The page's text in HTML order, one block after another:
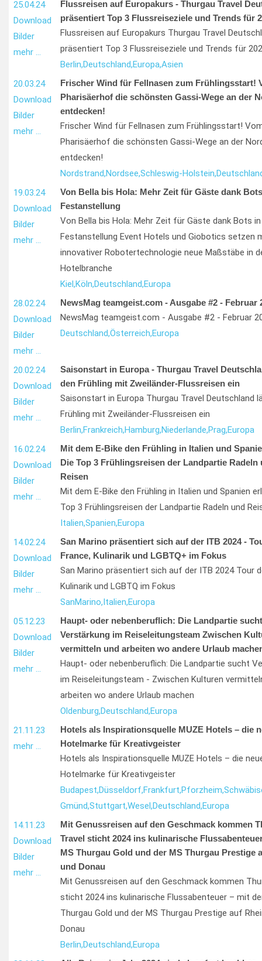
25.04.24
Download
Bilder
mehr …
Flussreisen auf Europakurs - Thurgau Travel
präsentiert Top 3 Flussreiseziele und Trends für
Flussreisen auf Europakurs Thurgau Travel
präsentiert Top 3 Flussreiseziele und Trends für
Berlin,Deutschland,Europa,Asien
20.03.24
Download
Bilder
mehr …
Frischer Wind für Fellnasen zum Frühlingsstart!
Pharisäerhof die schönsten Gassi-Wege an der
entdecken!
Frischer Wind für Fellnasen zum Frühlingsstart!
Pharisäerhof die schönsten Gassi-Wege an der
entdecken!
Nordstrand,Nordsee,Schleswig-Holstein,
19.03.24
Download
Bilder
mehr …
Von Bella bis Hola: Mehr Zeit für Gäste dank
Festanstellung
Von Bella bis Hola: Mehr Zeit für Gäste dank Bots in
Festanstellung Event Hotels und Giobotics setzen
innovativer Robotertechnologie neue Maßstäbe in
Hotelbranche
Kiel,Köln,Deutschland,Europa
28.02.24
Download
Bilder
mehr …
NewsMag teamgeist.com - Ausgabe #2 - Februar
NewsMag teamgeist.com - Ausgabe #2 - Februar
Deutschland,Österreich,Europa
20.02.24
Download
Bilder
mehr …
Saisonstart in Europa - Thurgau Travel
den Frühling mit Zweiländer-Flussreisen ein
Saisonstart in Europa Thurgau Travel Deutschland
Frühling mit Zweiländer-Flussreisen ein
Berlin,Frankreich,Hamburg,Niederlande,Prag,Europa
16.02.24
Download
Bilder
mehr …
Mit dem E-Bike den Frühling in Italien und
Die Top 3 Frühlingsreisen der Landpartie Radeln
Reisen
Mit dem E-Bike den Frühling in Italien und Spanien
Top 3 Frühlingsreisen der Landpartie Radeln und
Italien,Spanien,Europa
14.02.24
Download
Bilder
mehr …
San Marino präsentiert sich auf der ITB 2024 -
France, Kulinarik und LGBTQ+ im Fokus
San Marino präsentiert sich auf der ITB 2024 Tour
Kulinarik und LGBTQ im Fokus
SanMarino,Italien,Europa
05.12.23
Download
Bilder
mehr …
Haupt- oder nebenberuflich: Die Landpartie sucht
Verstärkung im Reiseleitungsteam Zwischen
vermitteln und arbeiten wo andere Urlaub
Haupt- oder nebenberuflich: Die Landpartie sucht
im Reiseleitungsteam - Zwischen Kulturen
arbeiten wo andere Urlaub machen
Oldenburg,Deutschland,Europa
21.11.23
mehr …
Hotels als Inspirationsquelle MUZE Hotels – die
Hotelmarke für Kreativgeister
Hotels als Inspirationsquelle MUZE Hotels – die
Hotelmarke für Kreativgeister
Budapest,Düsseldorf,Frankfurt,Pforzheim,
Gmünd,Stuttgart,Wesel,Deutschland,Europa
14.11.23
Download
Bilder
mehr …
Mit Genussreisen auf den Geschmack kommen
Travel sticht 2024 ins kulinarische
MS Thurgau Gold und der MS Thurgau Prestige
und Donau
Mit Genussreisen auf den Geschmack kommen
sticht 2024 ins kulinarische Flussabenteuer – mit
Thurgau Gold und der MS Thurgau Prestige auf
Donau
Berlin,Deutschland,Europa